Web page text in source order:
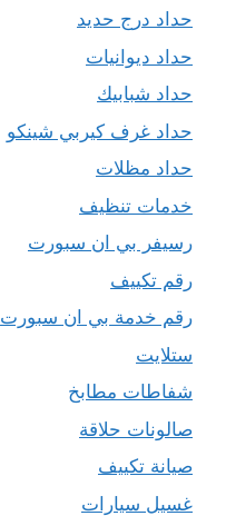
حداد درج حديد
حداد ديوانيات
حداد شبابيك
حداد غرف كيربي شينكو
حداد مظلات
خدمات تنظيف
رسيفر بي ان سبورت
رقم تكييف
رقم خدمة بي ان سبورت
ستلايت
شفاطات مطابخ
صالونات حلاقة
صيانة تكييف
غسيل سيارات